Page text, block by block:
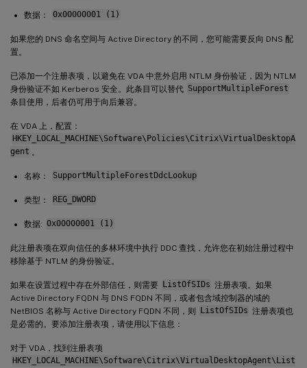
数据： 0x00000001 (1)
如果您的 DNS 命名空间与 Active Directory 的不同，您可能需要反向 DNS 配
置。
已添加一个注册表项，以避免在 VDA 中意外启用 NTLM 身份验证，因为 NTLM
身份验证不如 Kerberos 安全。此条目可以替代 SupportMultipleForest
条目使用，后者仍可用于向后兼容。
在 VDA 上，配置：
HKEY_LOCAL_MACHINE\Software\Policies\Citrix\VirtualDesktopA
gent 。
名称： SupportMultipleForestDdcLookup
类型： REG_DWORD
数据: 0x00000001 (1)
此注册表项在双向信任的多林环境中执行 DDC 查找，允许您在初始注册过程中
移除基于 NTLM 的身份验证。
如果在设置过程中存在外部信任，则需要 ListOfSIDs 注册表项。如果
Active Directory FQDN 与 DNS FQDN 不同，或者包含域控制器的域的
NetBIOS 名称与 Active Directory FQDN 不同，则
ListOfSIDs 注册表项也
是必需的。要添加注册表项，请使用以下信息：
对于 VDA，找到注册表项
HKEY_LOCAL_MACHINE\Software\Citrix\VirtualDesktopAgent\List